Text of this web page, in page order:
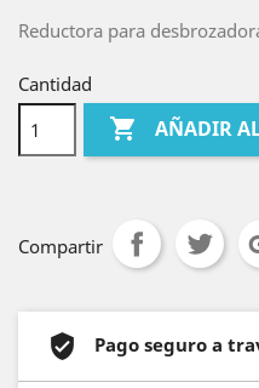
Reductora para
Cantidad
 AÑADIR
Compartir
Pago seguro a